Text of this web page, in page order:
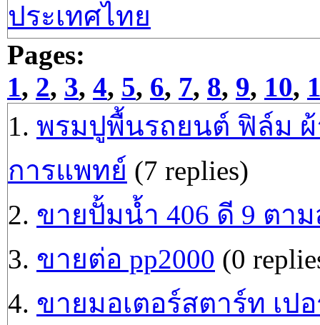
ประเทศไทย
Pages:
1, 2, 3, 4, 5, 6, 7, 8, 9, 10,
1. พรมปูพื้นรถยนต์ ฟิล์ม ผ้
การแพทย์ (7 replies)
2. ขายปั้มน้ำ 406 ดี 9 ตา
3. ขายต่อ pp2000 (0
4. ขายมอเตอร์สตาร์ท เป